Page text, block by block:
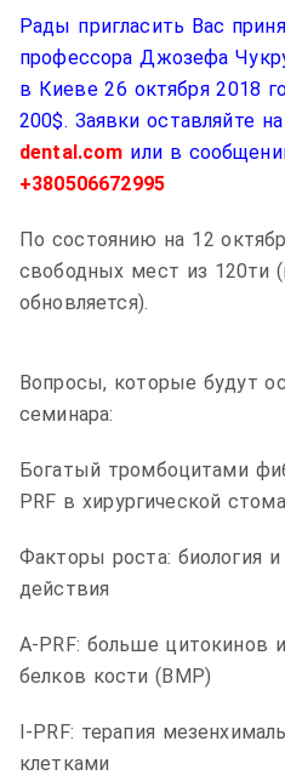
Рады пригласить Вас
профессора Джозефа
в Киеве 26 октября 2018
200$. Заявки оставляйте
dental.com или в
+380506672995
По состоянию на 12
свободных мест из 120ти
обновляется).
Вопросы, которые будут
семинара:
Богатый тромбоцитами
PRF в хирургической
Факторы роста: биология
действия
A-PRF: больше цитокинов
белков кости (BMP)
I-PRF: терапия
клетками